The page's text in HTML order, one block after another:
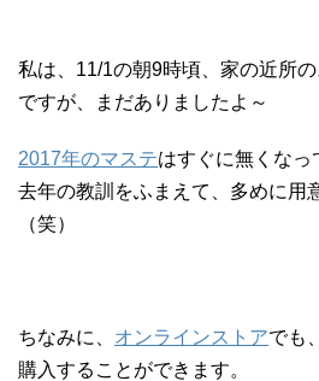
私は、11/1の朝9時頃、家の近所
ですが、まだありましたよ～
2017年のマステはすぐに無くなっ
去年の教訓をふまえて、多めに用
（笑）
ちなみに、 オンラインストアでも
購入することができます。